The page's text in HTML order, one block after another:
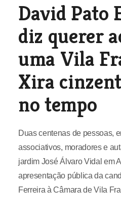
David Pato
diz querer
uma Vila
Xira
no tempo
Duas centenas de pessoas,
associativos, moradores e
jardim José Álvaro Vidal em
apresentação pública da
Ferreira à Câmara de Vila